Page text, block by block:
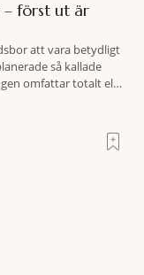
– först ut är
att vara betydligt
så kallade
omfattar totalt elva